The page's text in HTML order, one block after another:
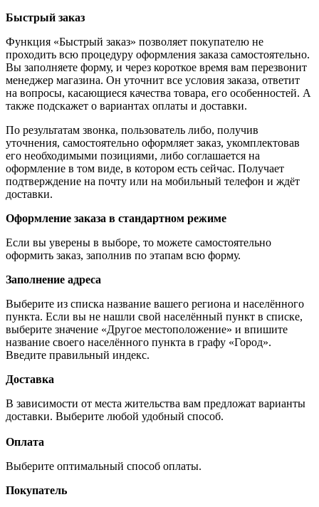
Быстрый заказ
Функция «Быстрый заказ» позволяет покупателю не
проходить всю процедуру оформления заказа самостоятельно.
Вы заполняете форму, и через короткое время вам перезвонит
менеджер магазина. Он уточнит все условия заказа, ответит
на вопросы, касающиеся качества товара, его особенностей. А
также подскажет о вариантах оплаты и доставки.
По результатам звонка, пользователь либо, получив
уточнения, самостоятельно оформляет заказ, укомплектовав
его необходимыми позициями, либо соглашается на
оформление в том виде, в котором есть сейчас. Получает
подтверждение на почту или на мобильный телефон и ждёт
доставки.
Оформление заказа в стандартном режиме
Если вы уверены в выборе, то можете самостоятельно
оформить заказ, заполнив по этапам всю форму.
Заполнение адреса
Выберите из списка название вашего региона и населённого
пункта. Если вы не нашли свой населённый пункт в списке,
выберите значение «Другое местоположение» и впишите
название своего населённого пункта в графу «Город».
Введите правильный индекс.
Доставка
В зависимости от места жительства вам предложат варианты
доставки. Выберите любой удобный способ.
Оплата
Выберите оптимальный способ оплаты.
Покупатель